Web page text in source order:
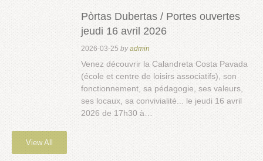
Pòrtas Dubertas / Portes ouvertes
jeudi 16 avril 2026
2026-03-25 byadmin
Venez découvrir la Calandreta Costa Pavada
(école et centre de loisirs associatifs), son
fonctionnement, sa pédagogie, ses valeurs,
ses locaux, sa convivialité... le jeudi 16 avril
2026 de 17h30 à…
View All